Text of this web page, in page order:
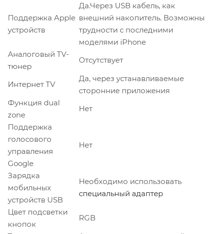
Поддержка Apple
устройств
Да.Через USB кабель, как
внешний накопитель. Возможны
трудности с последними
моделями iPhone
Аналоговый TV-
тюнер
Отсутствует
Интернет TV
Да, через устанавливаемые
сторонние приложения
Функция dual
zone
Нет
Поддержка
голосового
управления
Google
Нет
Зарядка
мобильных
устройств USB
Необходимо использовать
специальный адаптер
Цвет подсветки
кнопок
RGB